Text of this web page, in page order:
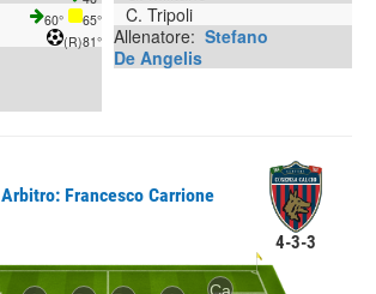
60°
65°
(R)81°
C. Tripoli
Allenatore: Stefano
De Angelis
Arbitro: Francesco Carrione
4-3-3